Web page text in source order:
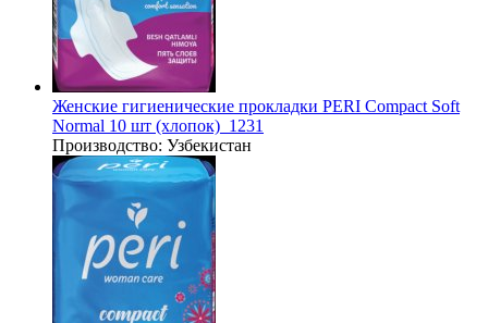
Женские гигиенические прокладки PERI Compact Soft
Normal 10 шт (хлопок)_1231
Производство: Узбекистан